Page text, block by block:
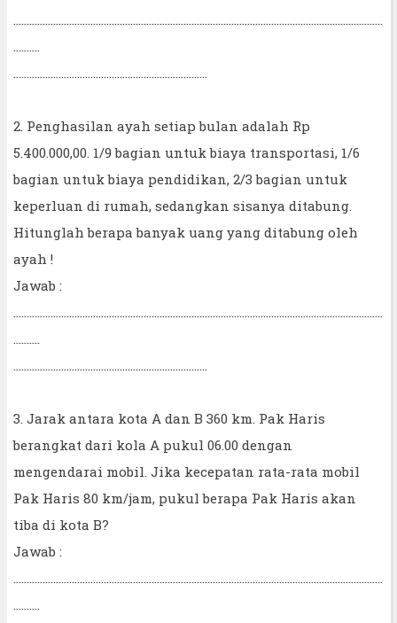
2. Penghasilan ayah setiap bulan adalah Rp
5.400.000,00. 1/9 bagian untuk biaya transportasi, 1/6
bagian untuk biaya pendidikan, 2/3 bagian untuk
keperluan di rumah, sedangkan sisanya ditabung.
Hitunglah berapa banyak uang yang ditabung oleh
ayah !
Jawab :
3. Jarak antara kota A dan B 360 km. Pak Haris
berangkat dari kola A pukul 06.00 dengan
mengendarai mobil. Jika kecepatan rata-rata mobil
Pak Haris 80 km/jam, pukul berapa Pak Haris akan
tiba di kota B?
Jawab :